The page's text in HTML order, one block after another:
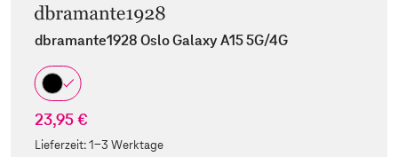
dbramante1928 Oslo Galaxy A15 5G/4G
23,95 €
Lieferzeit:1-3 Werktage